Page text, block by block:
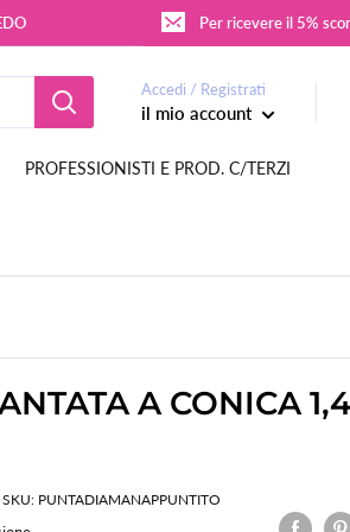
Per ricevere il 5%
Accedi / Registrati
il mio account
PROFESSIONISTI E PROD. C/TERZI
A CONICA
SKU: PUNTADIAMANAPPUNTITO